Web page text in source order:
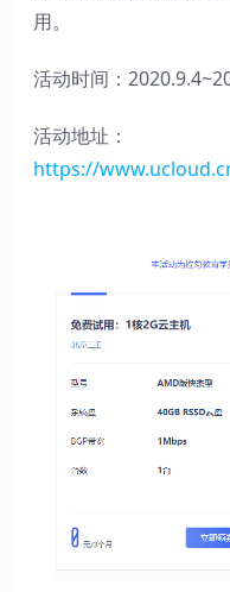
用。
活动时间：
活动地址：
https://